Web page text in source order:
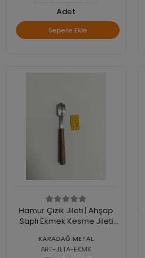
Adet
Sepete Ekle
Hamur Çizik Jileti | Ahşap
Saplı Ekmek Kesme Jileti
KARADAĞ METAL
ART-JLTA-EKMK